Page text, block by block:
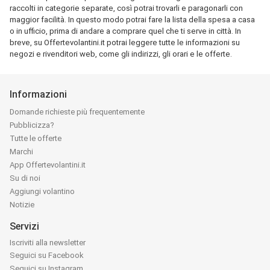
raccolti in categorie separate, così potrai trovarli e paragonarli con
maggior facilità. In questo modo potrai fare la lista della spesa a casa
o in ufficio, prima di andare a comprare quel che ti serve in città. In
breve, su Offertevolantini.it potrai leggere tutte le informazioni su
negozi e rivenditori web, come gli indirizzi, gli orari e le offerte.
Informazioni
Domande richieste più frequentemente
Pubblicizza?
Tutte le offerte
Marchi
App Offertevolantini.it
Su di noi
Aggiungi volantino
Notizie
Servizi
Iscriviti alla newsletter
Seguici su Facebook